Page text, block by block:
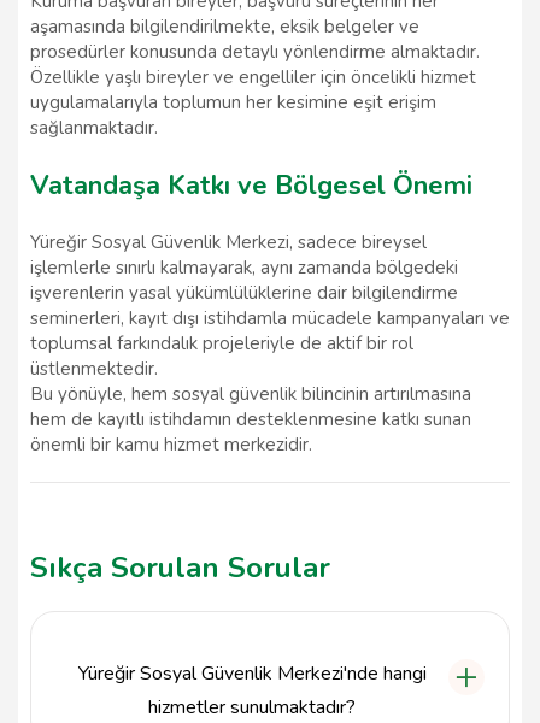
aşamasında bilgilendirilmekte, eksik belgeler ve
prosedürler konusunda detaylı yönlendirme almaktadır.
Özellikle yaşlı bireyler ve engelliler için öncelikli hizmet
uygulamalarıyla toplumun her kesimine eşit erişim
sağlanmaktadır.
Vatandaşa Katkı ve Bölgesel Önemi
Yüreğir Sosyal Güvenlik Merkezi, sadece bireysel
işlemlerle sınırlı kalmayarak, aynı zamanda bölgedeki
işverenlerin yasal yükümlülüklerine dair bilgilendirme
seminerleri, kayıt dışı istihdamla mücadele kampanyaları ve
toplumsal farkındalık projeleriyle de aktif bir rol
üstlenmektedir.
Bu yönüyle, hem sosyal güvenlik bilincinin artırılmasına
hem de kayıtlı istihdamın desteklenmesine katkı sunan
önemli bir kamu hizmet merkezidir.
Sıkça Sorulan Sorular
Yüreğir Sosyal Güvenlik Merkezi'nde hangi
hizmetler sunulmaktadır?